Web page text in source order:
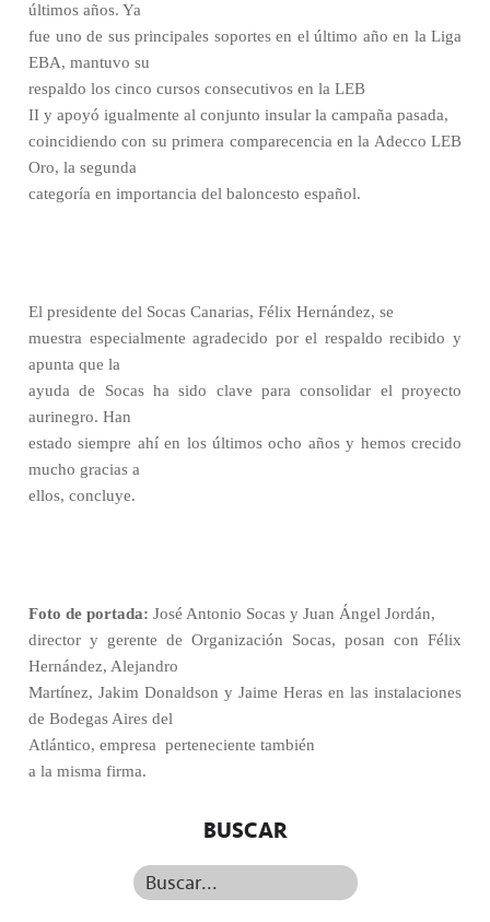
últimos años. Ya
fue uno de sus principales soportes en el último año en la Liga
EBA, mantuvo su
respaldo los cinco cursos consecutivos en la LEB
II y apoyó igualmente al conjunto insular la campaña pasada,
coincidiendo con su primera comparecencia en la Adecco LEB
Oro, la segunda
categoría en importancia del baloncesto español.
El presidente del Socas Canarias, Félix Hernández, se
muestra especialmente agradecido por el respaldo recibido y
apunta que la
ayuda de Socas ha sido clave para consolidar el proyecto
aurinegro. Han
estado siempre ahí en los últimos ocho años y hemos crecido
mucho gracias a
ellos, concluye.
Foto de portada: José Antonio Socas y Juan Ángel Jordán,
director y gerente de Organización Socas, posan con Félix
Hernández, Alejandro
Martínez, Jakim Donaldson y Jaime Heras en las instalaciones
de Bodegas Aires del
Atlántico, empresa perteneciente también
a la misma firma.
BUSCAR
Buscar...